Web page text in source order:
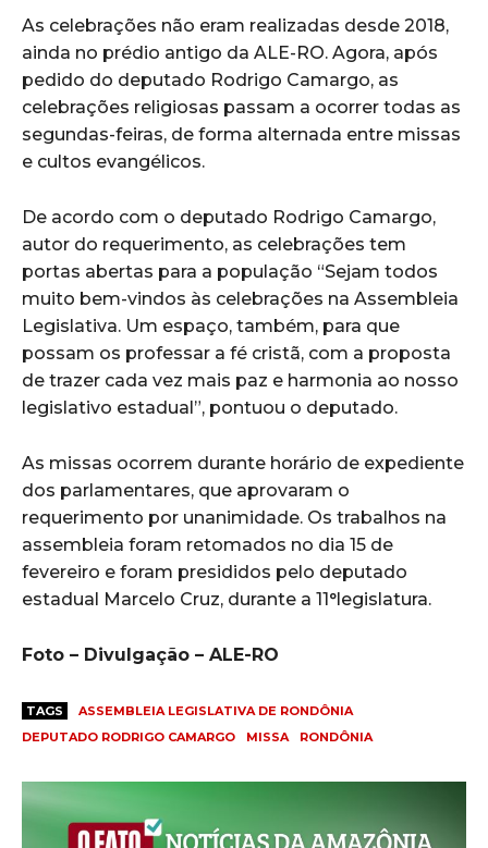
As celebrações não eram realizadas desde 2018,
ainda no prédio antigo da ALE-RO. Agora, após
pedido do deputado Rodrigo Camargo, as
celebrações religiosas passam a ocorrer todas as
segundas-feiras, de forma alternada entre missas
e cultos evangélicos.
De acordo com o deputado Rodrigo Camargo,
autor do requerimento, as celebrações tem
portas abertas para a população “Sejam todos
muito bem-vindos às celebrações na Assembleia
Legislativa. Um espaço, também, para que
possam os professar a fé cristã, com a proposta
de trazer cada vez mais paz e harmonia ao nosso
legislativo estadual”, pontuou o deputado.
As missas ocorrem durante horário de expediente
dos parlamentares, que aprovaram o
requerimento por unanimidade. Os trabalhos na
assembleia foram retomados no dia 15 de
fevereiro e foram presididos pelo deputado
estadual Marcelo Cruz, durante a 11°legislatura.
Foto – Divulgação – ALE-RO
TAGS
ASSEMBLEIA LEGISLATIVA DE RONDÔNIA
DEPUTADO RODRIGO CAMARGO
MISSA RONDÔNIA